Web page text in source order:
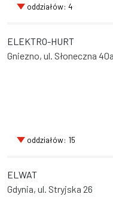
oddziałów: 4
ELEKTRO-HURT
Gniezno, ul. Słoneczna 40a
oddziałów: 15
ELWAT
Gdynia, ul. Stryjska 26